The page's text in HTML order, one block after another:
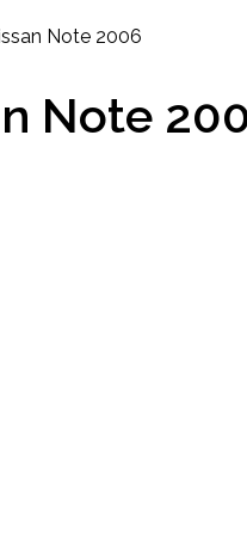
Note 2006
Note